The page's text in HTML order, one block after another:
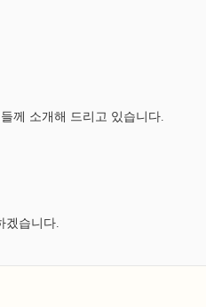
께 소개해 드리고 있습니다.
습니다.